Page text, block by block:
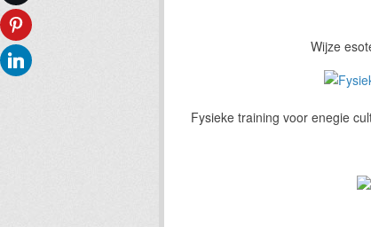
Wijze
Fysieke training voor enegie